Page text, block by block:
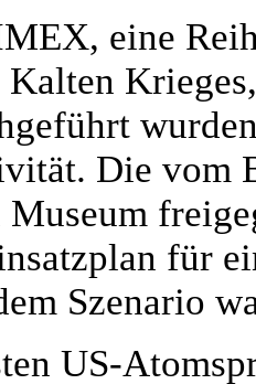
eine
Kalten
Die vom
für
Szenario
US-